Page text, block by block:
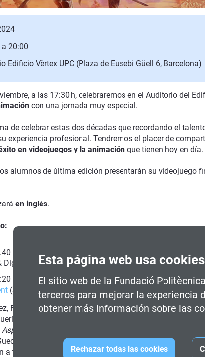
Esta página web usa cookies
El sitio web de la Fundació
terceros para mejorar la experiencia
obtener más información sobre las
Rechazar todas las cookies
a 20:00
Edificio Vèrtex UPC (Plaza de Eusebi Güell 6, Barcelona)
a las 17:30 h, celebraremos en el Auditorio del
con una jornada muy especial.
de celebrar estas dos décadas que recordando el
experiencia profesional. Tendremos el placer de
en videojuegos y la animación que tienen hoy en día.
alumnos de última edición presentarán su videojuego
en inglés.
h. . A cargo de Jesús Alonso
, director
Digital Arts for AAA Video Games.
h:
Conferencia: "Environment Art Production for AAA
(Suecia).
Ferran siempre estuvo rodeado de arte, música, cine y
ser artista. Ha trabajado en juegos como
Asphalt 9
(Digital
donde fue promovido como líder. Una experiencia
a todo el equipo de artistas. Actualmente, como artista